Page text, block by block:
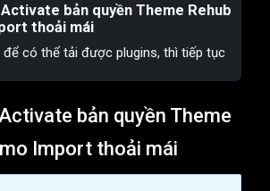
bản quyền Theme Rehub
thoải mái
để có thể tải được plugins, thì tiếp tục
bản quyền Theme
Import thoải mái